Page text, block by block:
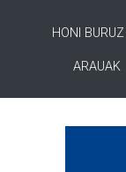
HONI BURUZ
ARAUAK